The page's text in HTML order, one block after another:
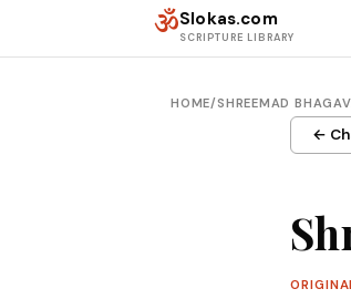
ॐSlokas.com
SCRIPTURE LIBRARY
HOME/SHREEMAD
←